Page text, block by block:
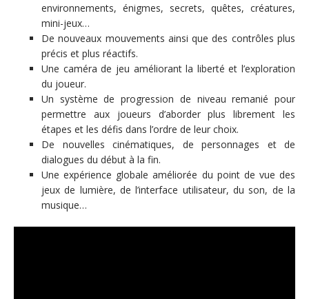
environnements, énigmes, secrets, quêtes, créatures,
mini-jeux…
De nouveaux mouvements ainsi que des contrôles plus
précis et plus réactifs.
Une caméra de jeu améliorant la liberté et l’exploration
du joueur.
Un système de progression de niveau remanié pour
permettre aux joueurs d’aborder plus librement les
étapes et les défis dans l’ordre de leur choix.
De nouvelles cinématiques, de personnages et de
dialogues du début à la fin.
Une expérience globale améliorée du point de vue des
jeux de lumière, de l’interface utilisateur, du son, de la
musique…